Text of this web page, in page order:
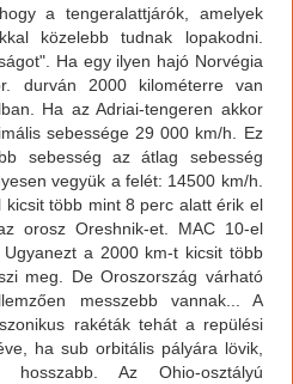
a tengeralattjárók, amelyek
közelebb tudnak lopakodni.
Ha egy ilyen hajó Norvégia
durván 2000 kilométerre van
Ha az Adriai-tengeren akkor
sebessége 29 000 km/h. Ez
sebesség az átlag sebesség
vegyük a felét: 14500 km/h.
kicsit több mint 8 perc alatt érik el
orosz Oreshnik-et. MAC 10-el
a 2000 km-t kicsit több
meg. De Oroszország várható
messzebb vannak... A
rakéták tehát a repülési
ha sub orbitális pályára lövik,
Az Ohio-osztályú